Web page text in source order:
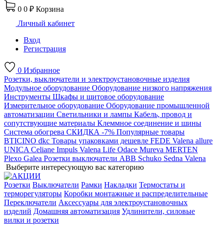
0 0 ₽ Корзина
Личный кабинет
Вход
Регистрация
0 Избранное
Розетки, выключатели и электроустановочные изделия
Модульное оборудование Оборудование низкого напряжения
Инструменты Шкафы и щитовое оборудование
Измерительное оборудование Оборудование промышленной
автоматизации Светильники и лампы Кабель, провод и
сопутствующие материалы Клеммное соединение и шины
Система обогрева СКИДКА -7% Популярные товары
BTICINO dkc Товары упаковками дешевле FEDE Valena allure
UNICA Celiane Impuls Valena Life Odace Mureva MERTEN
Plexo Galea Розетки выключатели ABB Schuko Sedna Valena
Выберите интересующую вас категорию
Розетки Выключатели Рамки Накладки Термостаты и
терморегуляторы Коробки монтажные и распределительные
Переключатели Аксессуары для электроустановочных
изделий Домашняя автоматизация Удлинители, силовые
вилки и розетки